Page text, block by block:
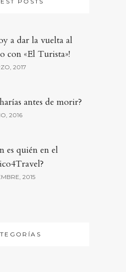
a dar la vuelta al
con «El Turista»!
2017
antes de morir?
2016
es quién en el
2015